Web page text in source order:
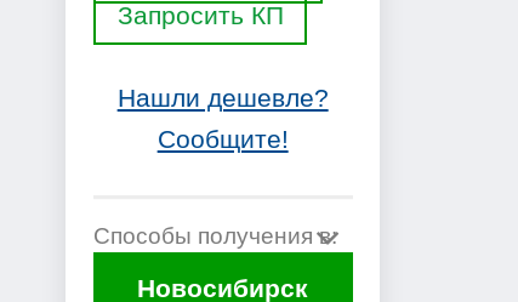
Запросить КП
Нашли дешевле?
Сообщите!
Способы получения в:
Новосибирск